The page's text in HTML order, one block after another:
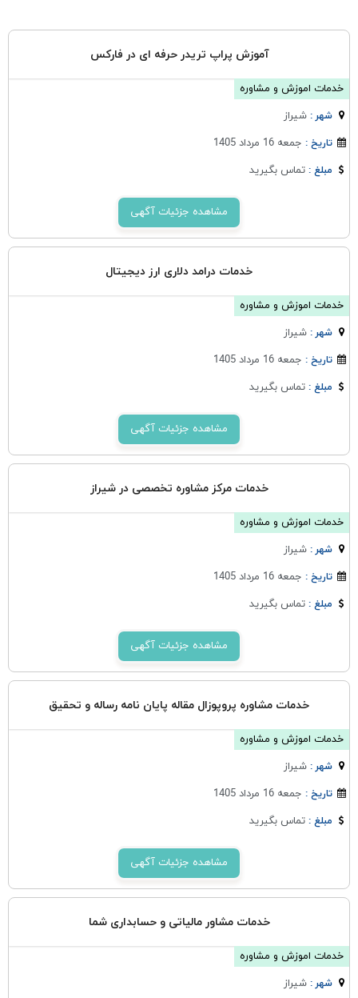
آموزش پراپ تریدر حرفه ای در فارکس
خدمات اموزش و مشاوره
شهر :شيراز
تاریخ : جمعه 16 مرداد 1405
مبلغ :تماس بگیرید
مشاهده جزئیات آگهی
خدمات درامد دلاری ارز دیجیتال
خدمات اموزش و مشاوره
شهر :شيراز
تاریخ : جمعه 16 مرداد 1405
مبلغ :تماس بگیرید
مشاهده جزئیات آگهی
خدمات مرکز مشاوره تخصصی در شیراز
خدمات اموزش و مشاوره
شهر :شيراز
تاریخ : جمعه 16 مرداد 1405
مبلغ :تماس بگیرید
مشاهده جزئیات آگهی
خدمات مشاوره پروپوزال مقاله پایان نامه رساله و تحقیق
خدمات اموزش و مشاوره
شهر :شيراز
تاریخ : جمعه 16 مرداد 1405
مبلغ :تماس بگیرید
مشاهده جزئیات آگهی
خدمات مشاور مالیاتی و حسابداری شما
خدمات اموزش و مشاوره
شهر :شيراز